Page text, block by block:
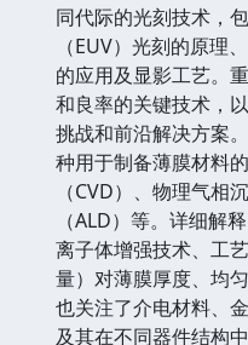
同代际的光刻技术，
（EUV）光刻的原理
的应用及显影工艺。
和良率的关键技术，
挑战和前沿解决方案
种用于制备薄膜材料
（CVD）、物理气相
（ALD）等。详细解
离子体增强技术、工
量）对薄膜厚度、均
也关注了介电材料、
及其在不同器件结构